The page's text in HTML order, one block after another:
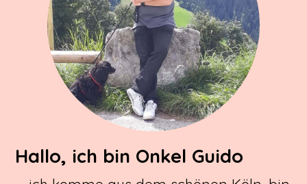
Hallo, ich bin Onkel Guido